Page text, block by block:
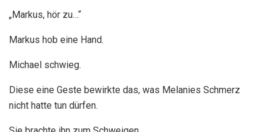
„Markus, hör zu…“
Markus hob eine Hand.
Michael schwieg.
Diese eine Geste bewirkte das, was Melanies Schmerz
nicht hatte tun dürfen.